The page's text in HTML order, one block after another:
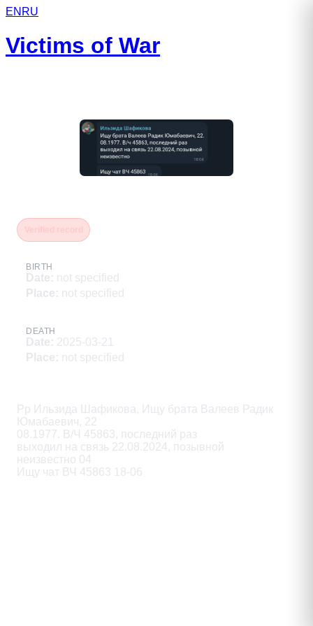
EN RU
Victims of War
BIRTH
Date: not specified
Place: not specified
DEATH
Date: 2025-03-21
Place: not specified
Pp Ильзида Шафикова, Ищу брата Валеев Радик
Юмабаевич, 22
08.1977. В/Ч 45863, последний раз
выходил на связь 22.08.2024, позывной
неизвестно 04
Ищу чат ВЧ 45863 18-06